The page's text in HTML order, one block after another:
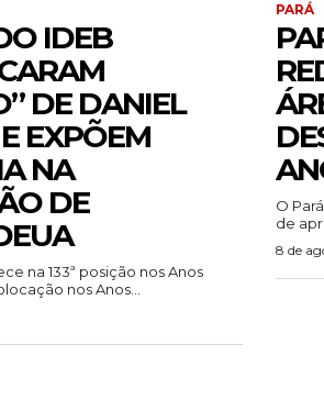
IDEB
DE DANIEL
EXPÕEM
NA
DE
na 133ª posição nos Anos
nos Anos...
PARÁ
O
de
8 de